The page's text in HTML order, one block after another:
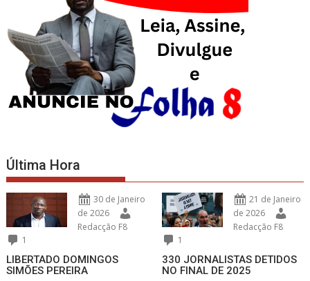
Última Hora
30 de Janeiro
de 2026
Redacção F8
1
LIBERTADO DOMINGOS
SIMÕES PEREIRA
21 de Janeiro
de 2026
Redacção F8
1
330 JORNALISTAS DETIDOS
NO FINAL DE 2025